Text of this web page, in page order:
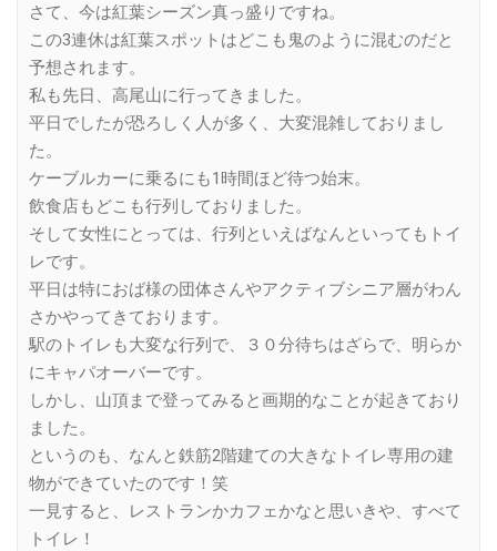
さて、今は紅葉シーズン真っ盛りですね。
この3連休は紅葉スポットはどこも鬼のように混むのだと
予想されます。
私も先日、高尾山に行ってきました。
平日でしたが恐ろしく人が多く、大変混雑しておりまし
た。
ケーブルカーに乗るにも1時間ほど待つ始末。
飲食店もどこも行列しておりました。
そして女性にとっては、行列といえばなんといってもトイ
レです。
平日は特におば様の団体さんやアクティブシニア層がわん
さかやってきております。
駅のトイレも大変な行列で、３０分待ちはざらで、明らか
にキャパオーバーです。
しかし、山頂まで登ってみると画期的なことが起きており
ました。
というのも、なんと鉄筋2階建ての大きなトイレ専用の建
物ができていたのです！笑
一見すると、レストランかカフェかなと思いきや、すべて
トイレ！